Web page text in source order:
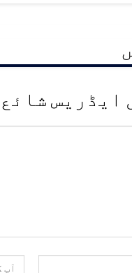
ایڈریس